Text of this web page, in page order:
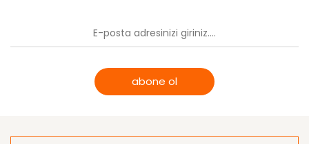
abone ol